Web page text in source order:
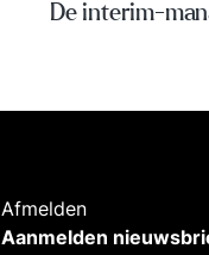
De interim-
Afmelden
Aanmelden